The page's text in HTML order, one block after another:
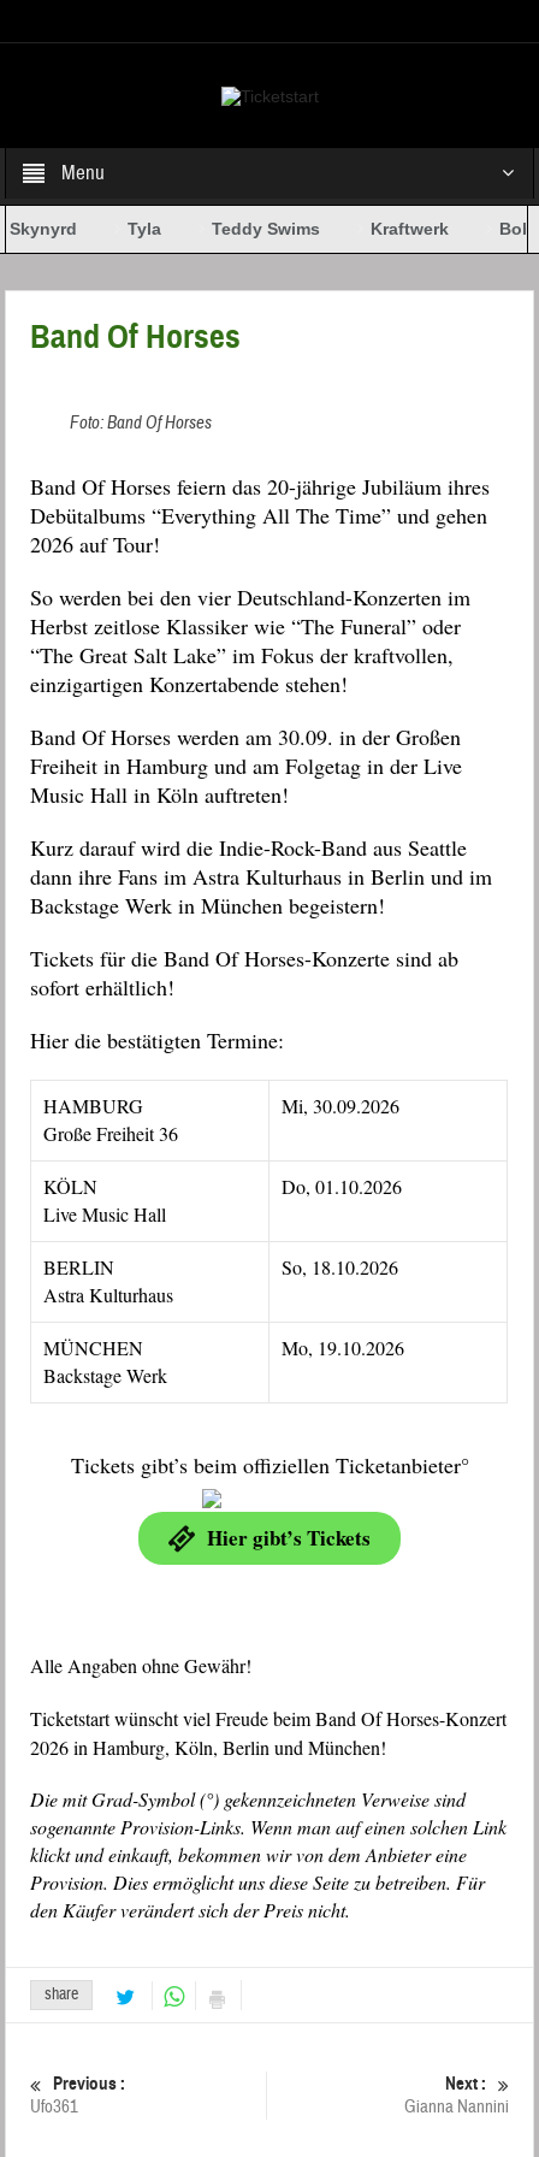
Menu
Tyla Teddy Swims Kraftwerk Bob
Band Of Horses
Foto: Band Of Horses
Band Of Horses feiern das 20-jährige Jubiläum ihres
Debütalbums “Everything All The Time” und gehen
2026 auf Tour!
So werden bei den vier Deutschland-Konzerten im
Herbst zeitlose Klassiker wie “The Funeral” oder
“The Great Salt Lake” im Fokus der kraftvollen,
einzigartigen Konzertabende stehen!
Band Of Horses werden am 30.09. in der Großen
Freiheit in Hamburg und am Folgetag in der Live
Music Hall in Köln auftreten!
Kurz darauf wird die Indie-Rock-Band aus Seattle
dann ihre Fans im Astra Kulturhaus in Berlin und im
Backstage Werk in München begeistern!
Tickets für die Band Of Horses-Konzerte sind ab
sofort erhältlich!
Hier die bestätigten Termine:
HAMBURG
Große Freiheit 36
Mi, 30.09.2026
KÖLN
Live Music Hall
Do, 01.10.2026
BERLIN
Astra Kulturhaus
So, 18.10.2026
MÜNCHEN
Backstage Werk
Mo, 19.10.2026
Tickets gibt’s beim offiziellen Ticketanbieter°
Hier gibt’s Tickets
Alle Angaben ohne Gewähr!
Ticketstart wünscht viel Freude beim Band Of Horses-Konzert
2026 in Hamburg, Köln, Berlin und München!
Die mit Grad-Symbol (°) gekennzeichneten Verweise sind
sogenannte Provision-Links. Wenn man auf einen solchen Link
klickt und einkauft, bekommen wir von dem Anbieter eine
Provision. Dies ermöglicht uns diese Seite zu betreiben. Für
den Käufer verändert sich der Preis nicht.
share
Previous :
Ufo361
Next :
Gianna Nannini